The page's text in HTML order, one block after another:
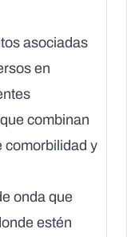
asociadas
en
combinan
comorbilidad y
onda que
estén